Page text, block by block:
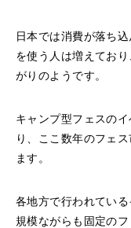
日本では消費が落ち
を使う人は増えてお
がりのようです。
キャンプ型フェスの
り、ここ数年のフェ
ます。
各地方で行われてい
規模ながらも固定の